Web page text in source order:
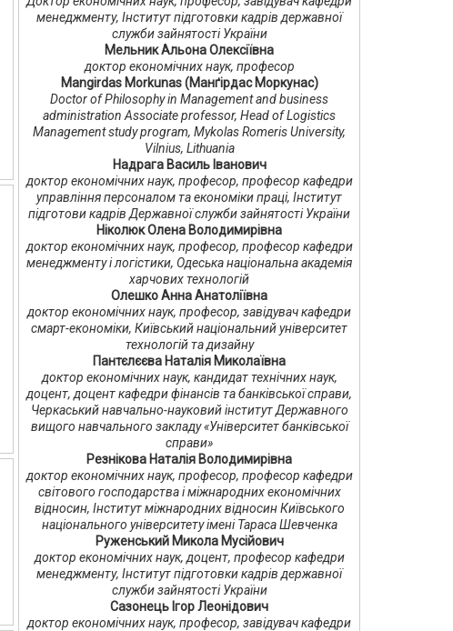
менеджменту, Інститут підготовки кадрів державної
служби зайнятості України
Мельник Альона Олексіївна
доктор економічних наук, професор
Mangirdas Morkunas (Манґірдас Моркунас)
Doctor of Philosophy in Management and business
administration Associate professor, Head of Logistics
Management study program, Mykolas Romeris University,
Vilnius, Lithuania
Надрага Василь Іванович
доктор економічних наук, професор, професор кафедри
управління персоналом та економіки праці, Інститут
підготови кадрів Державної служби зайнятості України
Ніколюк Олена Володимирівна
доктор економічних наук, професор, професор кафедри
менеджменту і логістики, Одеська національна академія
харчових технологій
Олешко Анна Анатоліївна
доктор економічних наук, професор, завідувач кафедри
смарт-економіки, Київський національний університет
технологій та дизайну
Пантєлєєва Наталія Миколаївна
доктор економічних наук, кандидат технічних наук,
доцент, доцент кафедри фінансів та банківської справи,
Черкаський навчально-науковий інститут Державного
вищого навчального закладу «Університет банківської
справи»
Резнікова Наталія Володимирівна
доктор економічних наук, професор, професор кафедри
світового господарства і міжнародних економічних
відносин, Інститут міжнародних відносин Київського
національного університету імені Тараса Шевченка
Руженський Микола Мусійович
доктор економічних наук, доцент, професор кафедри
менеджменту, Інститут підготовки кадрів державної
служби зайнятості України
Сазонець Ігор Леонідович
доктор економічних наук, професор, завідувач кафедри